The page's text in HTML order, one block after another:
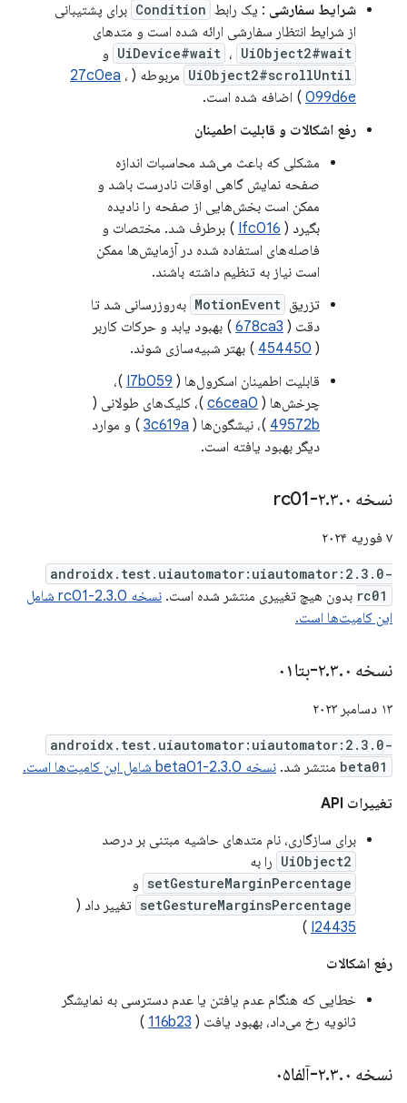
شرایط سفارشی : یک رابط Condition برای پشتیبانی
از شرایط انتظار سفارشی ارائه شده است و متدهای
UiDevice#wait ، UiObject2#wait و
UiObject2#scrollUntil مربوطه ( 27c0ea ،
099d6e ) اضافه شده است.
رفع اشکالات و قابلیت اطمینان
مشکلی که باعث می‌شد محاسبات اندازه
صفحه نمایش گاهی اوقات نادرست باشد و
ممکن است بخش‌هایی از صفحه را نادیده
بگیرد ( Ifc016 ) برطرف شد. مختصات و
فاصله‌های استفاده شده در آزمایش‌ها ممکن
است نیاز به تنظیم داشته باشند.
تزریق MotionEvent به‌روزرسانی شد تا
دقت ( 678ca3 ) بهبود یابد و حرکات کاربر
(
454450 ) بهتر شبیه‌سازی شوند.
قابلیت اطمینان اسکرول‌ها ( I7b059 )،
چرخش‌ها ( c6cea0 )، کلیک‌های طولانی (
49572b )، نیشگون‌ها ( 3c619a ) و موارد
دیگر بهبود یافته است.
نسخه ۲ .۳.۰-rc01
۷ فوریه ۲۰۲۴
androidx.test.uiautomator:uiautomator:2.3.0-
rc01 بدون هیچ تغییری منتشر شده است.
نسخه 2.3.0-rc01 شامل
این کامیت‌ها است.
نسخه ۲ .۳.۰-بتا۰۱
۱۳ دسامبر ۲۰۲۳
androidx.test.uiautomator:uiautomator:2.3.0-
beta01 منتشر شد. نسخه 2.3.0-beta01 شامل این کامیت‌ها است.
تغییرات API
برای سازگاری، نام متدهای حاشیه مبتنی بر درصد
UiObject2 را به
setGestureMarginPercentage و
setGestureMarginsPercentage تغییر داد (
I24435
)
رفع اشکالات
خطایی که هنگام عدم یافتن یا عدم دسترسی به نمایشگر
ثانویه رخ می‌داد، بهبود یافت ( 116b23
)
نسخه ۲ .۳.۰-آلفا۰۵